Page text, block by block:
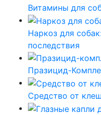
Витамины для
Наркоз для
последствия
Празицид-
Средство от